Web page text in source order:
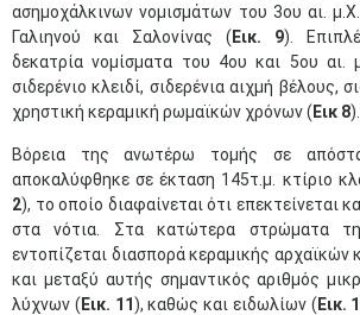
ασημοχάλκινων νομισμάτων του 3ου αι.
Γαλιηνού και Σαλονίνας ( Εικ. 9).
δεκατρία νομίσματα του 4ου και 5ου αι.
σιδερένιο κλειδί, σιδερένια αιχμή βέλους,
χρηστική κεραμική ρωμαϊκών χρόνων ( Εικ 8).
Βόρεια της ανωτέρω τομής σε
αποκαλύφθηκε σε έκταση 145τ.μ. κτίριο
2), το οποίο διαφαίνεται ότι επεκτείνεται
στα νότια. Στα κατώτερα στρώματα
εντοπίζεται διασπορά κεραμικής αρχαϊκών
και μεταξύ αυτής σημαντικός αριθμός
λύχνων ( Εικ. 11), καθώς και ειδωλίων ( Εικ.